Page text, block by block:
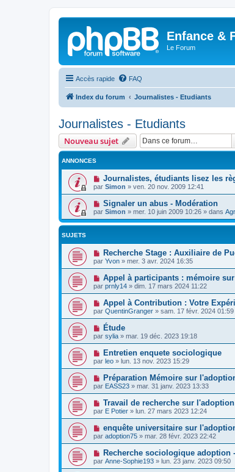
Enfance &
Le Forum
Accès rapide FAQ
Index du forum Journalistes - Etudiants
Journalistes - Etudiants
Nouveau sujet
ANNONCES
Journalistes, étudiants lisez les
par Simon » ven. 20 nov. 2009 12:41
Signaler un abus - Modération
par Simon » mer. 10 juin 2009 10:26 » dans
SUJETS
Recherche Stage : Auxiliaire de
par Yvon » mer. 3 avr. 2024 16:35
Appel à participants : mémoire
par prnly14 » dim. 17 mars 2024 11:22
Appel à Contribution : Votre
par QuentinGranger » sam. 17 févr. 2024 01:59
Étude
par sylia » mar. 19 déc. 2023 19:18
Entretien enquete sociologique
par leo » lun. 13 nov. 2023 15:29
Préparation Mémoire sur
par EASS23 » mar. 31 janv. 2023 13:33
Travail de recherche sur
par E Potier » lun. 27 mars 2023 12:24
enquête universitaire sur
par adoption75 » mar. 28 févr. 2023 22:42
Recherche sociologique adoption
par Anne-Sophie193 » lun. 23 janv. 2023 09:50